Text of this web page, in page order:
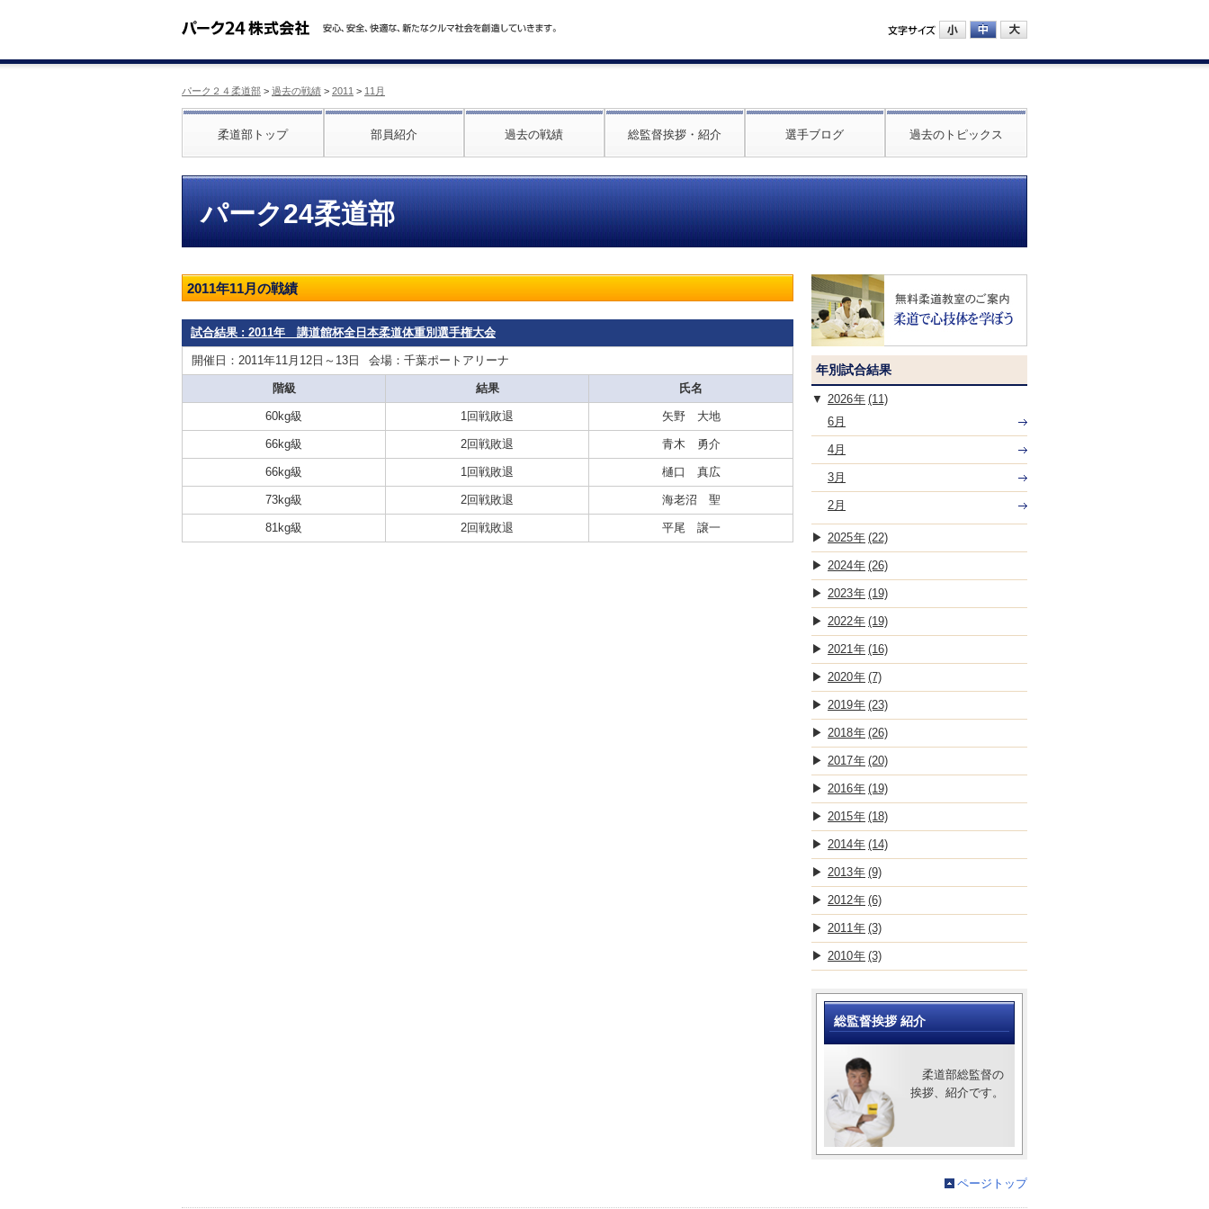
パーク２４柔道部 > 過去の戦績 > 2011 > 11月
柔道部トップ 部員紹介 過去の戦績 総監督挨拶・紹介 選手ブログ 過去のトピックス
パーク24柔道部
2011年11月の戦績
試合結果 : 2011年 講道館杯全日本柔道体重別選手権大会
開催日：2011年11月12日～13日 会場：千葉ポートアリーナ
階級 結果 氏名
60kg級 1回戦敗退 矢野 大地
66kg級 2回戦敗退 青木 勇介
66kg級 1回戦敗退 樋口 真広
73kg級 2回戦敗退 海老沼 聖
81kg級 2回戦敗退 平尾 譲一
年別試合結果
2026
(11)
6月
4月
3月
2月
2025 (22)
2024 (26)
2023 (19)
2022 (19)
2021 (16)
2020 (7)
2019 (23)
2018 (26)
2017 (20)
2016 (19)
2015 (18)
2014 (14)
2013 (9)
2012 (6)
2011 (3)
2010 (3)
総監督挨拶 紹介
柔道部総監督の
挨拶、紹介です。
ページトップ